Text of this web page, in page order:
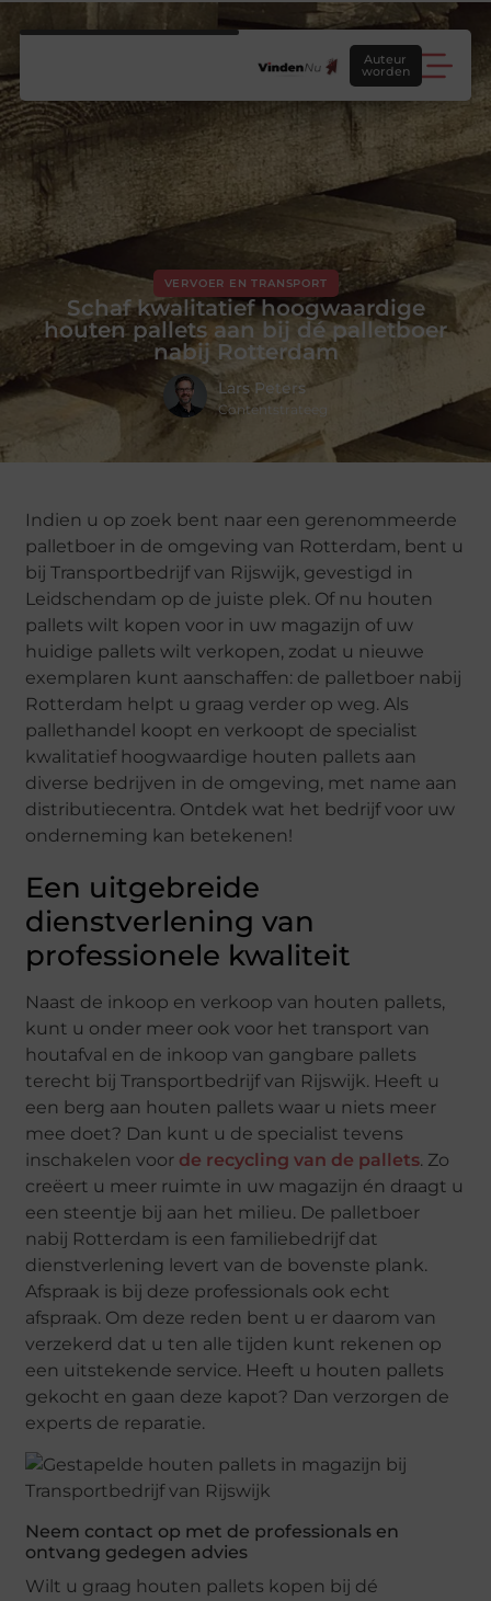
Auteur
worden
VERVOER EN TRANSPORT
Schaf kwalitatief hoogwaardige
houten pallets aan bij dé palletboer
nabij Rotterdam
Lars Peters
Contentstrateeg
Indien u op zoek bent naar een gerenommeerde
palletboer in de omgeving van Rotterdam, bent u
bij Transportbedrijf van Rijswijk, gevestigd in
Leidschendam op de juiste plek. Of nu houten
pallets wilt kopen voor in uw magazijn of uw
huidige pallets wilt verkopen, zodat u nieuwe
exemplaren kunt aanschaffen: de palletboer nabij
Rotterdam helpt u graag verder op weg. Als
pallethandel koopt en verkoopt de specialist
kwalitatief hoogwaardige houten pallets aan
diverse bedrijven in de omgeving, met name aan
distributiecentra. Ontdek wat het bedrijf voor uw
onderneming kan betekenen!
Een uitgebreide
dienstverlening van
professionele kwaliteit
Naast de inkoop en verkoop van houten pallets,
kunt u onder meer ook voor het transport van
houtafval en de inkoop van gangbare pallets
terecht bij Transportbedrijf van Rijswijk. Heeft u
een berg aan houten pallets waar u niets meer
mee doet? Dan kunt u de specialist tevens
inschakelen voor de recycling van de pallets. Zo
creëert u meer ruimte in uw magazijn én draagt u
een steentje bij aan het milieu. De palletboer
nabij Rotterdam is een familiebedrijf dat
dienstverlening levert van de bovenste plank.
Afspraak is bij deze professionals ook echt
afspraak. Om deze reden bent u er daarom van
verzekerd dat u ten alle tijden kunt rekenen op
een uitstekende service. Heeft u houten pallets
gekocht en gaan deze kapot? Dan verzorgen de
experts de reparatie.
Neem contact op met de professionals en
ontvang gedegen advies
Wilt u graag houten pallets kopen bij dé